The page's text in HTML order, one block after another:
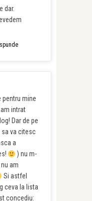
dar.
pentru mine
intrat
Dar de pe
sa va citesc
a
) nu m-
am
Si astfel
ceva la lista
concediu: